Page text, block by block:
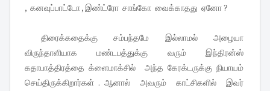
, கனவுப்பாட்டோ , இண்ட்ரோ சாங்கோ வைக்காதது ஏனோ ?
திரைக்கதைக்கு சம்பந்தமே இல்லாமல் அழையா
விருந்தாளியாக மண்டபத்துக்கு வரும் இந்திரன்ஸ்
கதாபாத்திரத்தை க்ளைமாக்சில் அந்த கேரக்டருக்கு நியாயம்
செய்திருக்கிறார்கள் . ஆனால் அவரும் காட்சிகளில் இவர்